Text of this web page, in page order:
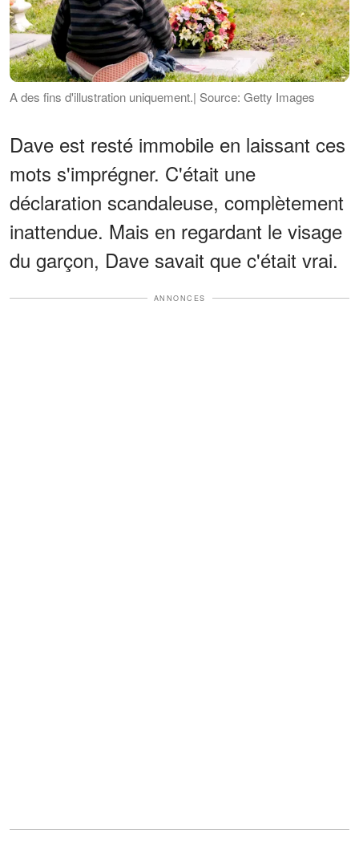
A des fins d'illustration uniquement.| Source: Getty Images
Dave est resté immobile en laissant ces
mots s'imprégner. C'était une
déclaration scandaleuse, complètement
inattendue. Mais en regardant le visage
du garçon, Dave savait que c'était vrai.
ANNONCES